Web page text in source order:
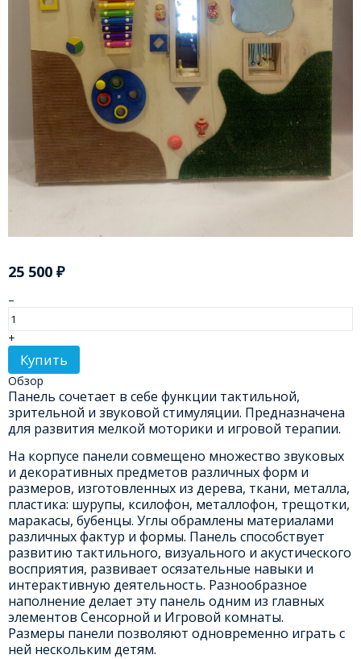
25 500 ₽
–
+
Купить
Обзор
Панель сочетает в себе функции тактильной,
зрительной и звуковой стимуляции. Предназначена
для развития мелкой моторики и игровой терапии.
На корпусе панели совмещено множество звуковых
и декоративных предметов различных форм и
размеров, изготовленных из дерева, ткани, металла,
пластика: шурупы, ксилофон, металлофон, трещотки,
маракасы, бубенцы. Углы обрамлены материалами
различных фактур и формы. Панель способствует
развитию тактильного, визуального и акустического
восприятия, развивает осязательные навыки и
интерактивную деятельность. Разнообразное
наполнение делает эту панель одним из главных
элементов Сенсорной и Игровой комнаты.
Размеры панели позволяют одновременно играть с
ней нескольким детям.